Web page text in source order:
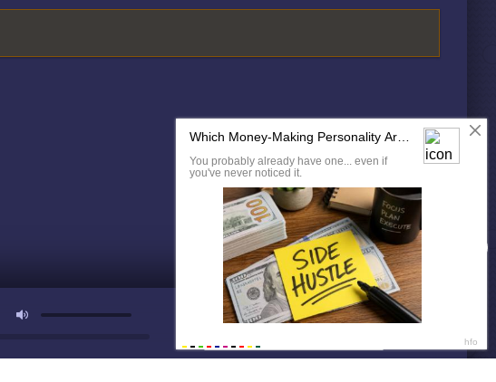
ДАЛЕЕ
Видео готово ✅ 08:56